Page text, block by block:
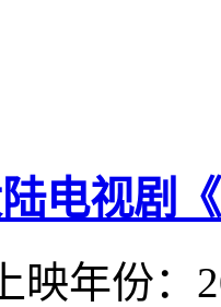
电视剧
上映年份：